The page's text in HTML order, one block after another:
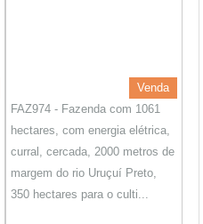
Venda
FAZ974 - Fazenda com 1061
hectares, com energia elétrica,
curral, cercada, 2000 metros de
margem do rio Uruçuí Preto,
350 hectares para o culti...